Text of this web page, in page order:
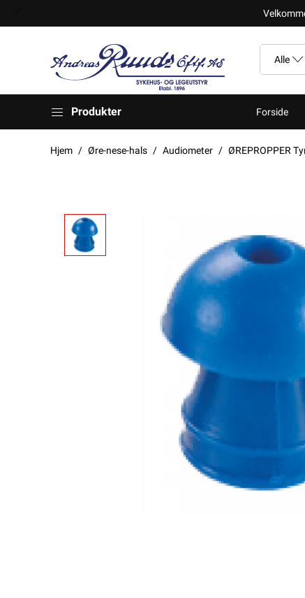
Produkter Forside
Hjem Øre-nese-hals Audiometer ØREPROPPER